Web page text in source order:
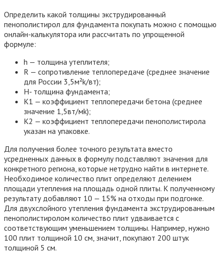
Определить какой толщины экструдированный
пенополистирол для фундамента покупать можно с помощью
онлайн-калькулятора или рассчитать по упрощенной
формуле:
h — толщина утеплителя;
R — сопротивление теплопередаче (среднее значение
для России 3,5м²k/вт);
H- толщина фундамента;
К1 — коэффициент теплопередачи бетона (среднее
значение 1,5вт/мk);
К2 — коэффициент теплопередачи пенополистирола
указан на упаковке.
Для получения более точного результата вместо
усредненных данных в формулу подставляют значения для
конкретного региона, которые нетрудно найти в интернете.
Необходимое количество плит определяют делением
площади утепления на площадь одной плиты. К полученному
результату добавляют 10 — 15% на отходы при подгонке.
Для двухслойного утепления фундамента экструдированным
пенополистиролом количество плит удваивается с
соответствующим уменьшением толщины. Например, нужно
100 плит толщиной 10 см, значит, покупают 200 штук
толщиной 5 см.